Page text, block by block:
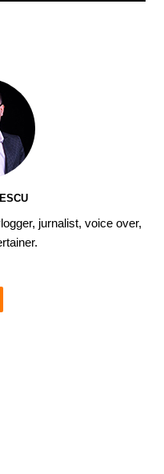
jurnalist, voice over,